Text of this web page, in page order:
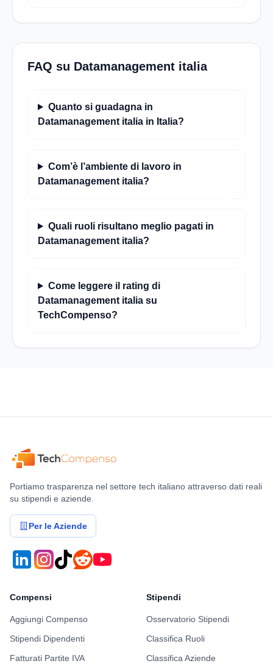
FAQ su Datamanagement italia
Quanto si guadagna in
Datamanagement italia in Italia?
Com’è l’ambiente di lavoro in
Datamanagement italia?
Quali ruoli risultano meglio pagati in
Datamanagement italia?
Come leggere il rating di
Datamanagement italia su
TechCompenso?
Portiamo trasparenza nel settore tech italiano attraverso dati reali
su stipendi e aziende.
Per le Aziende
Compensi
Aggiungi Compenso
Stipendi Dipendenti
Fatturati Partite IVA
Stipendi
Osservatorio Stipendi
Classifica Ruoli
Classifica Aziende